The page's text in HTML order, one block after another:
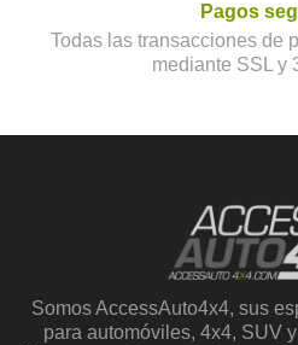
Pagos
Todas las transacciones de
mediante SSL y
Somos AccessAuto4x4, sus
para automóviles, 4x4, SUV